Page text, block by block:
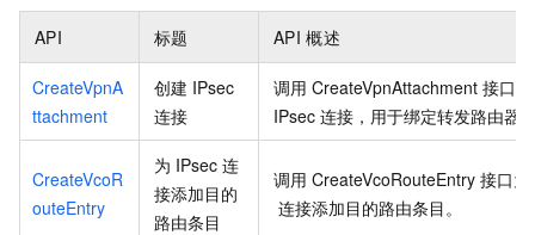
API 标题 API 概述
CreateVpnA
ttachment
创建 IPsec
连接
调用 CreateVpnAttachment 接口
IPsec 连接，用于绑定转发路由器
CreateVcoR
outeEntry
为 IPsec 连
接添加目的
路由条目
调用 CreateVcoRouteEntry 接口为
连接添加目的路由条目。